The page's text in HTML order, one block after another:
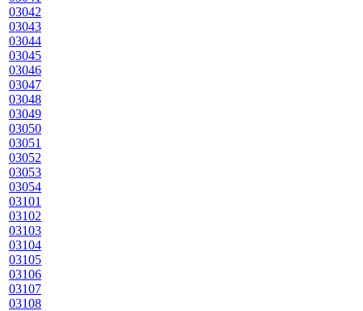
03042
03043
03044
03045
03046
03047
03048
03049
03050
03051
03052
03053
03054
03101
03102
03103
03104
03105
03106
03107
03108